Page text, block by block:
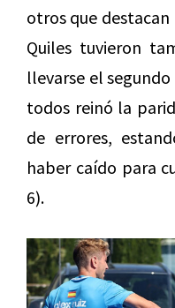
otros que
Quiles tuvieron
llevarse el
todos reinó la
de errores,
haber caído para
6).